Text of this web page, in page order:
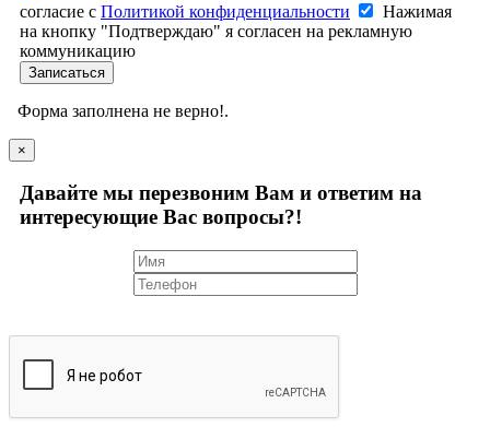
согласие с Политикой конфиденциальности
Нажимая
на кнопку "Подтверждаю" я согласен на рекламную
коммуникацию
Записаться
Форма заполнена не верно!.
×
Давайте мы перезвоним Вам и ответим на
интересующие Вас вопросы?!